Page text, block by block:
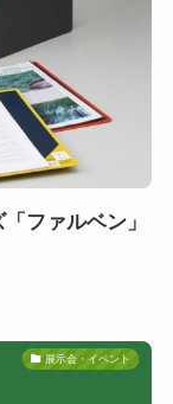
ファルベン」
展示会・イベント